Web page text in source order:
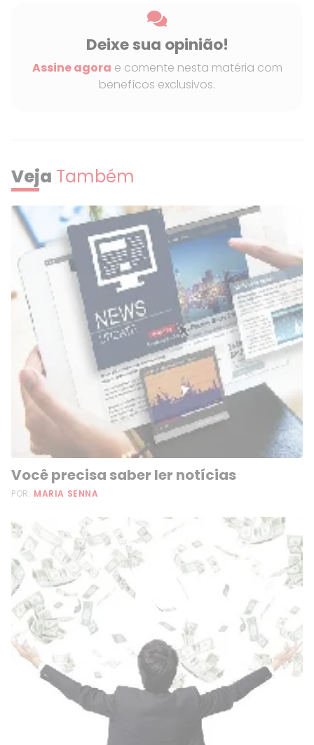
Deixe sua opinião!
Assine agora e comente nesta matéria com
benefícos exclusivos.
Veja Também
Você precisa saber ler notícias
POR: MARIA SENNA